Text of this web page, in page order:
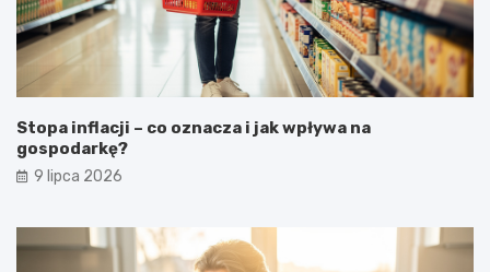
Stopa inflacji – co oznacza i jak wpływa na
gospodarkę?
9 lipca 2026